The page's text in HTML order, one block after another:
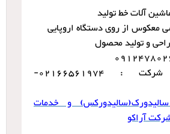
آلات خط تولید
معکوس از روی دستگاه اروپایی
و تولید محصول
شماره تماس شرکت : 02166561974-
و خدمات
آراکو